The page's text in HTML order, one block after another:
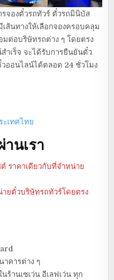
รจองตั๋วรถทัวร์ ตั๋วรถมินิบัส
ส้นทางให้เลือกจองครอบคลุม
มต่อบริษัทรถต่าง ๆ โดยตรง
ำเร็จ จะได้รับการยืนยันตั๋ว
ออนไลน์ได้ตลอด 24 ชั่วโมง
เทศไทย
นเรา
ราคาเดียวกับที่จำหน่าย
ยตั๋วบริษัทรถทัวร์โดยตรง
คารต่าง ๆ
ร้านเซเว่น อีเลฟเว่น ทุก